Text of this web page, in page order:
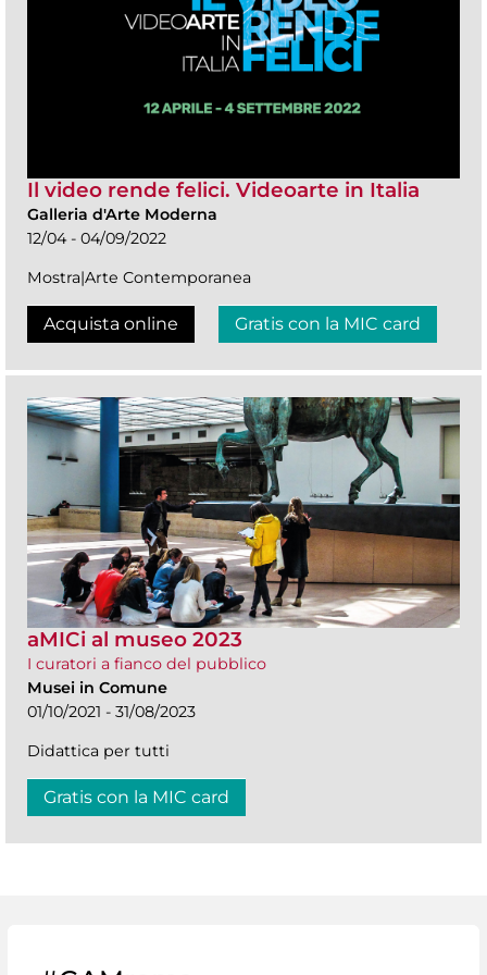
Il video rende felici. Videoarte in Italia
Galleria d'Arte Moderna
12/04 - 04/09/2022
Mostra|Arte Contemporanea
Acquista online Gratis con la MIC card
aMICi al museo 2023
I curatori a fianco del pubblico
Musei in Comune
01/10/2021 - 31/08/2023
Didattica per tutti
Gratis con la MIC card